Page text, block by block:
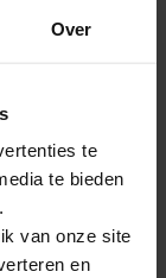
Over
te
te bieden
van onze site
en